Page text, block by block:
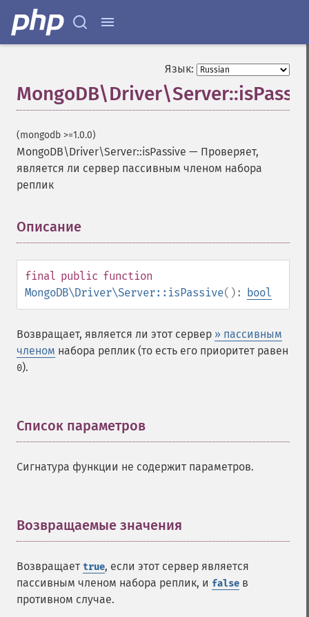
Язык:
(mongodb >=1.0.0)
MongoDB\Driver\Server::isPassive — Проверяет,
является ли сервер пассивным членом набора
реплик
Описание
final public function
MongoDB\Driver\Server::isPassive(): bool
Возвращает, является ли этот сервер » пассивным
членом набора реплик (то есть его приоритет равен
0).
Список параметров
Сигнатура функции не содержит параметров.
Возвращаемые значения
Возвращает true, если этот сервер является
пассивным членом набора реплик, и false в
противном случае.